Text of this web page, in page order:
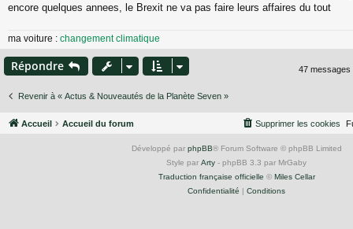
encore quelques annees, le Brexit ne va pas faire leurs affaires du tout
ma voiture : changement climatique
Répondre 47 messages
Revenir à « Actus & Nouveautés de la Planète Seven »
Accueil Accueil du forum Supprimer les cookies
Développé par phpBB® Forum Software © phpBB Limited
Style par Arty - phpBB 3.3 par MrGaby
Traduction française officielle © Miles Cellar
Confidentialité | Conditions